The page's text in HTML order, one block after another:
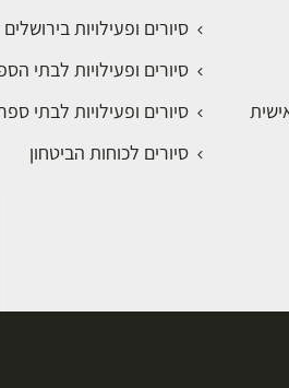
סיורים ופעילויות
סיורים ופעילויות לבתי
סיורים ופעילויות לבתי
סיורים לכוחות הביטחון